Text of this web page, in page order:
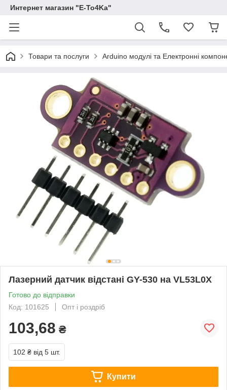
Интернет магазин "E-To4Ka"
Товари та послуги Arduino модулі та Електронні
Лазерний датчик відстані GY-530 на VL53L0X
Готово до відправки
Код: 101625
Опт і роздріб
103,68 ₴
102 ₴ від 5 шт.
Купити